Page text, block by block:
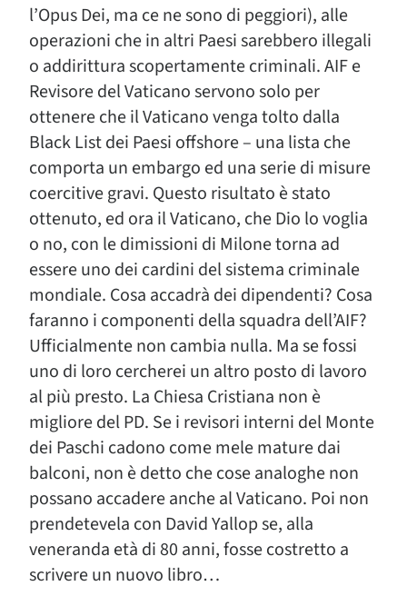
l’Opus Dei, ma ce ne sono di peggiori), alle
operazioni che in altri Paesi sarebbero illegali
o addirittura scopertamente criminali. AIF e
Revisore del Vaticano servono solo per
ottenere che il Vaticano venga tolto dalla
Black List dei Paesi offshore – una lista che
comporta un embargo ed una serie di misure
coercitive gravi. Questo risultato è stato
ottenuto, ed ora il Vaticano, che Dio lo voglia
o no, con le dimissioni di Milone torna ad
essere uno dei cardini del sistema criminale
mondiale. Cosa accadrà dei dipendenti? Cosa
faranno i componenti della squadra dell’AIF?
Ufficialmente non cambia nulla. Ma se fossi
uno di loro cercherei un altro posto di lavoro
al più presto. La Chiesa Cristiana non è
migliore del PD. Se i revisori interni del Monte
dei Paschi cadono come mele mature dai
balconi, non è detto che cose analoghe non
possano accadere anche al Vaticano. Poi non
prendetevela con David Yallop se, alla
veneranda età di 80 anni, fosse costretto a
scrivere un nuovo libro…